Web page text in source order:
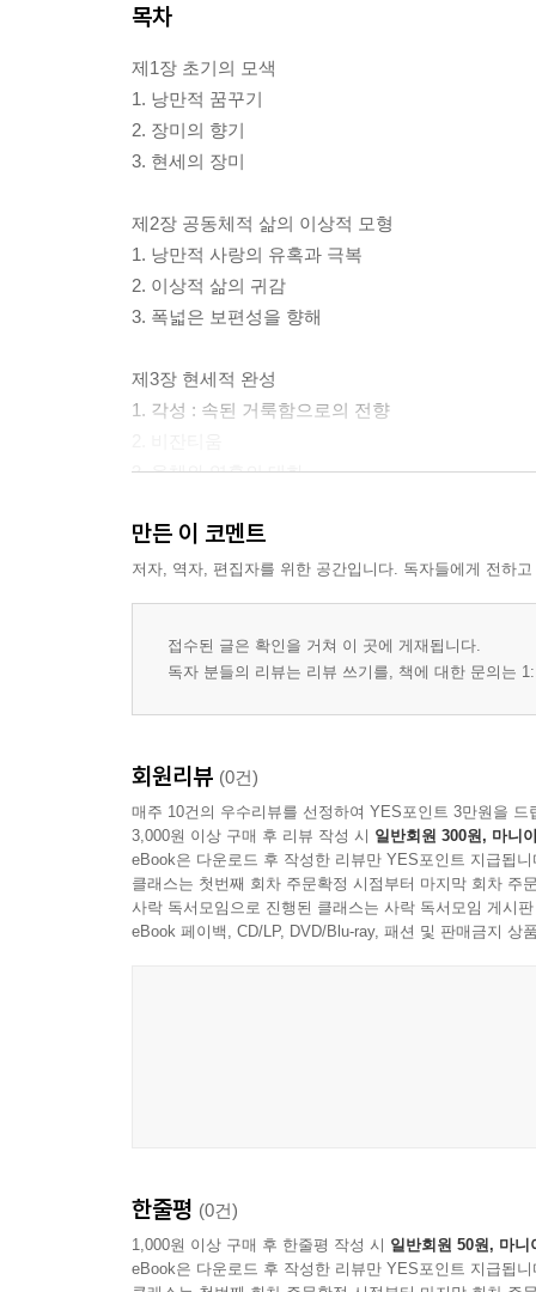
목차
제1장 초기의 모색
1. 낭만적 꿈꾸기
2. 장미의 향기
3. 현세의 장미
제2장 공동체적 삶의 이상적 모형
1. 낭만적 사랑의 유혹과 극복
2. 이상적 삶의 귀감
3. 폭넓은 보편성을 향해
제3장 현세적 완성
1. 각성 : 속된 거룩함으로의 전향
3. 육체와 영혼의 대화
제4장 완성으로서의 죽음
1. 죽음의 의의
만든 이 코멘트
저자, 역자, 편집자를 위한 공간입니다. 독자들에게 전하
접수된 글은 확인을 거쳐 이 곳에 게재됩니다.
독자 분들의 리뷰는 리뷰 쓰기를, 책에 대한 문의는
회원리뷰 (0건)
매주 10건의 우수리뷰를 선정하여 YES포인트 3만원을 드
3,000원 이상 구매 후 리뷰 작성 시 일반회원 300원, 마니
eBook은 다운로드 후 작성한 리뷰만 YES포인트 지급됩니
클래스는 첫번째 회차 주문확정 시점부터 마지막 회차 주
사락 독서모임으로 진행된 클래스는 사락 독서모임 게시
eBook 페이백, CD/LP, DVD/Blu-ray, 패션 및 판매금지 상
한줄평 (0건)
1,000원 이상 구매 후 한줄평 작성 시 일반회원 50원, 마니
eBook은 다운로드 후 작성한 리뷰만 YES포인트 지급됩니